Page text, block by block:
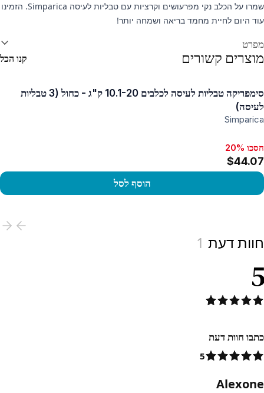
שמרו על הכלב נקי מפרעושים וקרציות עם טבליות לעיסה Simparica. הזמינו
עוד היום לחיית מחמד בריאה ושמחה יותר!
מפרט
מוצרים קשורים קנו הכל
סימפריקה טבליות לעיסה לכלבים 10.1-20 ק"ג - כחול (3 טבליות
לעיסה)
Simparica
חסכו 20%
$44.07
הוסף לסל
חסכו 20%, $37.09
חוות דעת 1
5
כתבו חוות דעת
5
Alexone